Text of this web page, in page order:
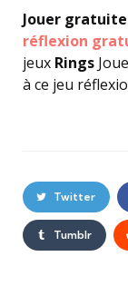
Jouer
réflexion
jeux Rings
à ce jeu
Twitter
Tumblr